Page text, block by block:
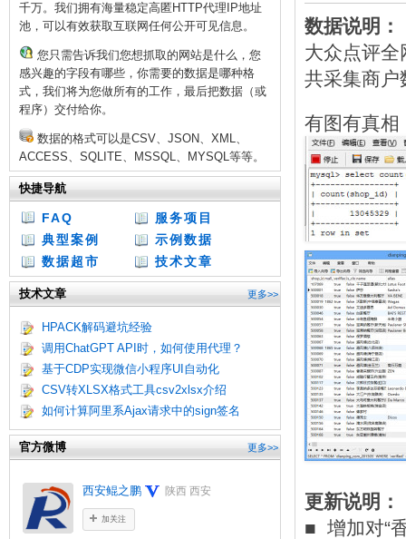
千万。我们拥有海量稳定高匿HTTP代理IP地址
池，可以有效获取互联网任何公开可见信息。
您只需告诉我们您想抓取的网站是什么，您
感兴趣的字段有哪些，你需要的数据是哪种格
式，我们将为您做所有的工作，最后把数据（或
程序）交付给你。
数据的格式可以是CSV、JSON、XML、
ACCESS、SQLITE、MSSQL、MYSQL等等。
快捷导航
FAQ
服务项目
典型案例
示例数据
数据超市
技术文章
更多>>
技术文章
HPACK解码避坑经验
调用ChatGPT API时，如何使用代理？
基于CDP实现微信小程序UI自动化
CSV转XLSX格式工具csv2xlsx介绍
如何计算阿里系Ajax请求中的sign签名
更多>>
官方微博
西安鲲之鹏 陕西 西安
加关注
数据说明：
大众点评
共采集商
有图有真相
更新说明：
■ 增加对“